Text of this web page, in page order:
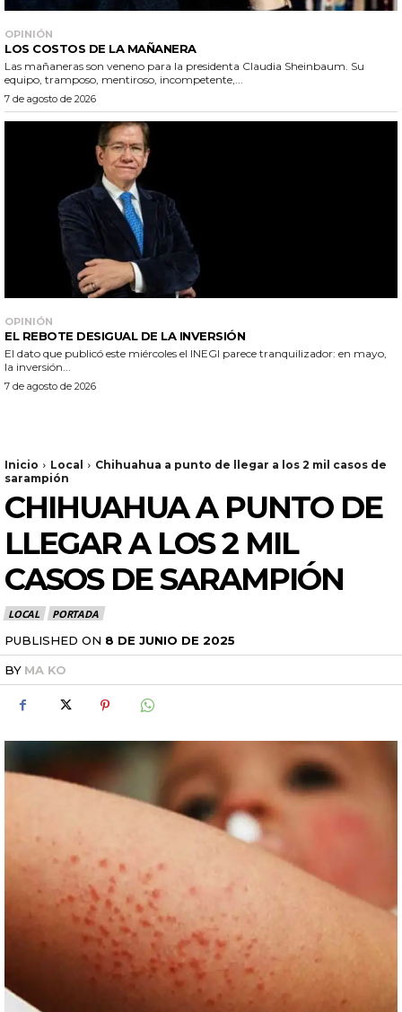
OPINIÓN
LOS COSTOS DE LA MAÑANERA
Las mañaneras son veneno para la presidenta Claudia Sheinbaum. Su
equipo, tramposo, mentiroso, incompetente,...
7 de agosto de 2026
OPINIÓN
EL REBOTE DESIGUAL DE LA INVERSIÓN
El dato que publicó este miércoles el INEGI parece tranquilizador: en mayo,
la inversión...
7 de agosto de 2026